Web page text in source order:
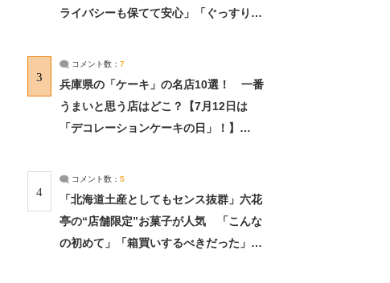
ライバシーも保てて安心」「ぐっすり眠
3
コメント数： 7
兵庫県の「ケーキ」の名店10選！ 一番
うまいと思う店はどこ？【7月12日は
「デコレーションケーキの日」！】
4
コメント数： 5
「北海道土産としてもセンス抜群」六花
亭の“店舗限定”お菓子が人気 「こんな
の初めて」「箱買いするべきだった」